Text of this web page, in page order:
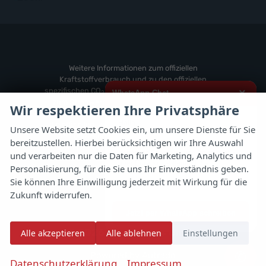
WhatsApp Chat ×
ich interessiere mich für das oben
genannte Fahrzeug und freue mich
über Eure Kontaktaufnahme.
Viele Grüße
Volvo
Weitere Informationen zum offiziellen
Kraftstoffverbrauch und zu den offiziellen
spezifischen CO2
-Emissionen und gegebenenfalls
'Leitfaden über den offiziellen Kraftstoffverbrauch,
den offiziellen Stromverbrauch neuer PKW'
entnommen werden, der an allen Verkaufsstellen
und bei der 'Deutschen Automobil Treuhand
GmbH' unentgeltlich erhältlich ist unter
www.dat.de.
© 2026 Autoflex 24 GmbH
Wir respektieren Ihre Privatsphäre
Unsere Website setzt Cookies ein, um unsere Dienste für Sie
bereitzustellen. Hierbei berücksichtigen wir Ihre Auswahl
und verarbeiten nur die Daten für Marketing, Analytics und
Personalisierung, für die Sie uns Ihr Einverständnis geben.
Sie können Ihre Einwilligung jederzeit mit Wirkung für die
Zukunft widerrufen.
Alle akzeptieren Alle ablehnen Einstellungen